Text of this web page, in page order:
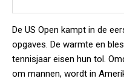
De US Open kampt in de
opgaves. De warmte en
tennisjaar eisen hun tol.
om mannen, wordt in